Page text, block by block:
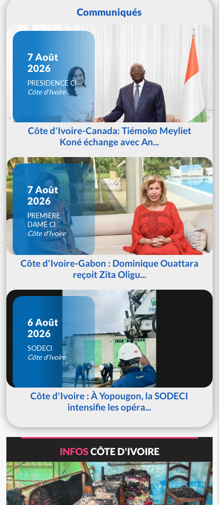
Communiqués
7 Août
2026
PRESIDENCE CI
Côte d'Ivoire
Côte d'Ivoire-Canada: Tiémoko Meyliet
Koné échange avec An...
7 Août
2026
PREMIERE
DAME CI
Côte d'Ivoire
Côte d'Ivoire-Gabon : Dominique Ouattara
reçoit Zita Oligu...
6 Août
2026
SODECI
Côte d'Ivoire
Côte d'Ivoire : À Yopougon, la SODECI
intensifie les opéra...
INFOSCÔTE D'IVOIRE